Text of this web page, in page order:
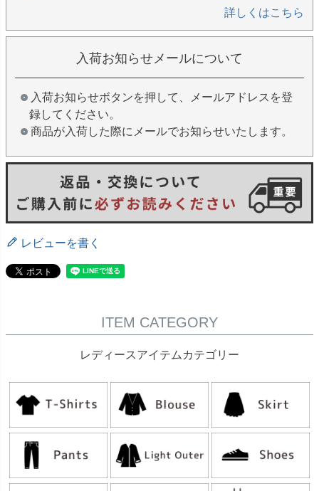
詳しくはこちら
入荷お知らせメールについて
入荷お知らせボタンを押して、メールアドレスを登
録してください。
商品が入荷した際にメールでお知らせいたします。
レビューを書く
ITEM CATEGORY
レディースアイテムカテゴリー